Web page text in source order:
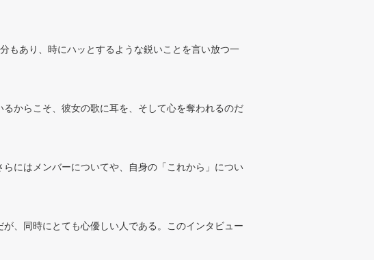
もあり、時にハッとするような鋭いことを言い放つ一
からこそ、彼女の歌に耳を、そして心を奪われるのだ
にはメンバーについてや、自身の「これから」につい
、同時にとても心優しい人である。このインタビュー